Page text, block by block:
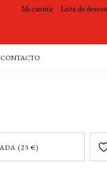
Mi cuenta Lista de deseos
CONTACTO
(23 €)